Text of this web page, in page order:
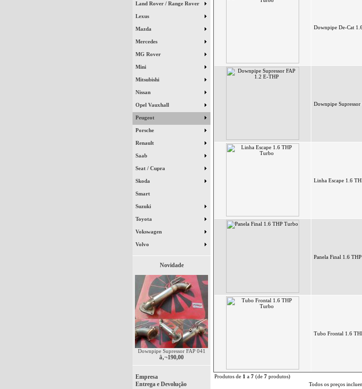
Land Rover / Range Rover
Lexus
Mazda
Mercedes
MG Rover
Mini
Mitsubishi
Nissan
Opel Vauxhall
Peugeot
Porsche
Renault
Saab
Seat / Cupra
Skoda
Smart
Suzuki
Toyota
Vokswagen
Volvo
Novidade
Downpipe Supressor FAP 041
â‚¬190,00
Empresa
Entrega e Devolução
Downpipe De-Cat
Downpipe
Linha Escape 1.6
Panela Final 1.6
Tubo Frontal 1.6
Produtos de 1 a 7 (de 7 produtos)
Todos os preços